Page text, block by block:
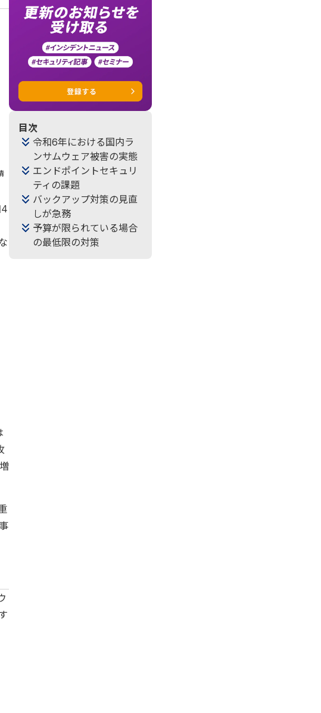
目次
令和6年における国内ラ
ンサムウェア被害の実態
エンドポイントセキュリ
ティの課題
バックアップ対策の見直
しが急務
予算が限られている場合
の最低限の対策